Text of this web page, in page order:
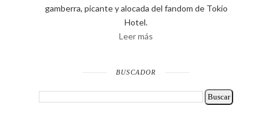
gamberra, picante y alocada del fandom de Tokio
Hotel.
Leer más
BUSCADOR